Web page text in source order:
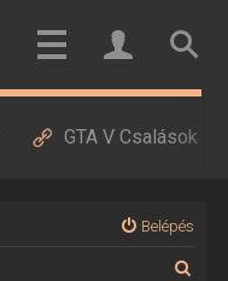
GTA V Csalások
Belépés